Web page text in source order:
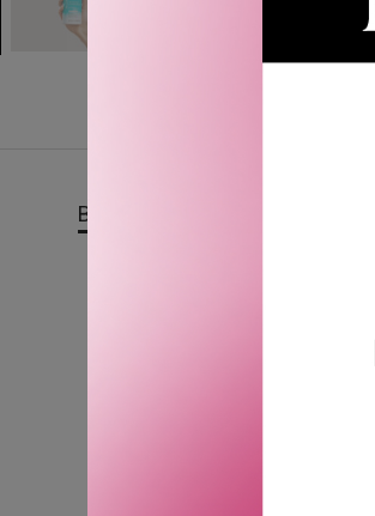
BESKRIVELSE
Moroccanoil Dry Shampoo Light
Formelen er beriket med UV-
bronsetoner i blondt hår, for å
Hårfargen din er personlig, og